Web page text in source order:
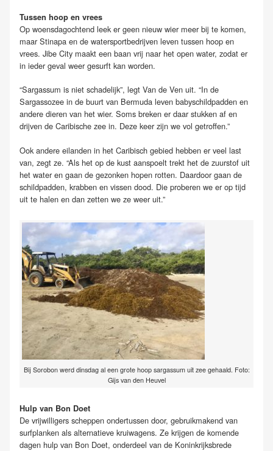
Tussen hoop en vrees
Op woensdagochtend leek er geen nieuw wier meer bij te komen,
maar Stinapa en de watersportbedrijven leven tussen hoop en
vrees. Jibe City maakt een baan vrij naar het open water, zodat er
in ieder geval weer gesurft kan worden.
“Sargassum is niet schadelijk”, legt Van de Ven uit. “In de
Sargassozee in de buurt van Bermuda leven babyschildpadden en
andere dieren van het wier. Soms breken er daar stukken af en
drijven de Caribische zee in. Deze keer zijn we vol getroffen.”
Ook andere eilanden in het Caribisch gebied hebben er veel last
van, zegt ze. “Als het op de kust aanspoelt trekt het de zuurstof uit
het water en gaan de gezonken hopen rotten. Daardoor gaan de
schildpadden, krabben en vissen dood. Die proberen we er op tijd
uit te halen en dan zetten we ze weer uit.”
Bij Sorobon werd dinsdag al een grote hoop sargassum uit zee gehaald. Foto:
Gijs van den Heuvel
Hulp van Bon Doet
De vrijwilligers scheppen ondertussen door, gebruikmakend van
surfplanken als alternatieve kruiwagens. Ze krijgen de komende
dagen hulp van Bon Doet, onderdeel van de Koninkrijksbrede